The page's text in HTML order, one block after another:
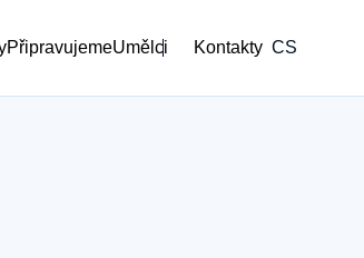
PřipravujemeUmělci Kontakty CS